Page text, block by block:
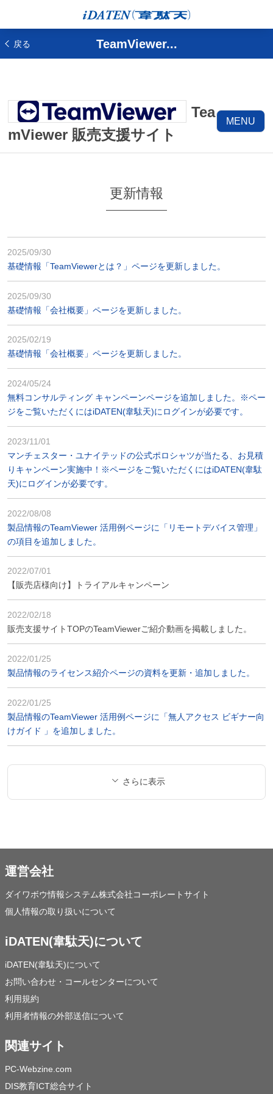
戻る TeamViewer...
Tea
mViewer 販売支援サイト
MENU
更新情報
2025/09/30
基礎情報「TeamViewerとは？」ページを更新しました。
2025/09/30
基礎情報「会社概要」ページを更新しました。
2025/02/19
基礎情報「会社概要」ページを更新しました。
2024/05/24
無料コンサルティング キャンペーンページを追加しました。※ペー
ジをご覧いただくにはiDATEN(韋駄天)にログインが必要です。
2023/11/01
マンチェスター・ユナイテッドの公式ポロシャツが当たる、お見積
りキャンペーン実施中！※ページをご覧いただくにはiDATEN(韋駄
天)にログインが必要です。
2022/08/08
製品情報のTeamViewer 活用例ページに「リモートデバイス管理」
の項目を追加しました。
2022/07/01
【販売店様向け】トライアルキャンペーン
2022/02/18
販売支援サイトTOPのTeamViewerご紹介動画を掲載しました。
2022/01/25
製品情報のライセンス紹介ページの資料を更新・追加しました。
2022/01/25
製品情報のTeamViewer 活用例ページに「無人アクセス ビギナー向
けガイド 」を追加しました。
さらに表示
運営会社
ダイワボウ情報システム株式会社コーポレートサイト
個人情報の取り扱いについて
iDATEN(韋駄天)について
iDATEN(韋駄天)について
お問い合わせ・コールセンターについて
利用規約
利用者情報の外部送信について
関連サイト
PC-Webzine.com
DIS教育ICT総合サイト